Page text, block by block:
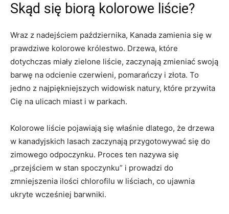
Skąd⁢ się biorą kolorowe liście?
Wraz z nadejściem października, Kanada zamienia ‍się w
prawdziwe kolorowe królestwo. Drzewa, które
dotychczas miały zielone liście,‌ zaczynają zmieniać swoją
barwę na odcienie czerwieni, pomarańczy i ​złota. To
jedno z najpiękniejszych widowisk natury, które przywita
Cię na ulicach miast i w‌ parkach.
Kolorowe liście pojawiają ⁣się właśnie​ dlatego, ⁣że drzewa
w kanadyjskich‍ lasach zaczynają przygotowywać się do
zimowego odpoczynku. Proces ten nazywa się
„przejściem w stan spoczynku” ​i prowadzi do
zmniejszenia ilości chlorofilu w liściach, co ujawnia
ukryte wcześniej barwniki.